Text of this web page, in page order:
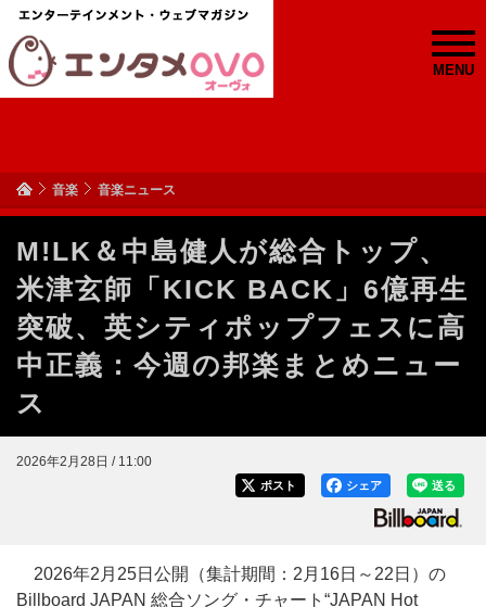
MENU
音楽 音楽ニュース
M!LK＆中島健人が総合トップ、
米津玄師「KICK BACK」6億再生
突破、英シティポップフェスに高
中正義：今週の邦楽まとめニュー
ス
2026年2月28日 / 11:00
送る
シェア
ポスト
2026年2月25日公開（集計期間：2月16日～22日）の
Billboard JAPAN 総合ソング・チャート“JAPAN Hot